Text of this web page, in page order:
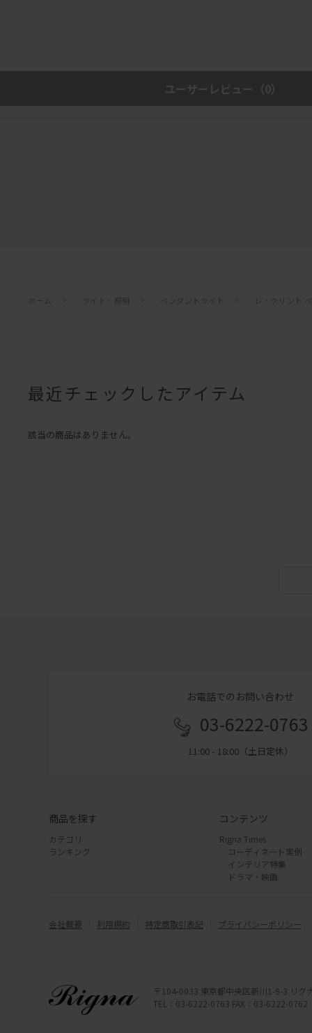
ユーザーレビュー （0）
ホーム ライト・照明 ペンダントライト レ・クリント
最近チェックしたアイテム
該当の商品はありません。
お電話でのお問い合わせ
03-6222-0763
11:00 - 18:00（土日定休）
商品を探す
カテゴリ
ランキング
コンテンツ
Rigna Times
コーディネート実例
インテリア特集
ドラマ・映画
会社概要 利用規約 特定商取引表記 プライバシーポリシー
〒104-0033 東京都中央区新川1-9-3 リグ
TEL：03-6222-0763 FAX：03-6222-0762